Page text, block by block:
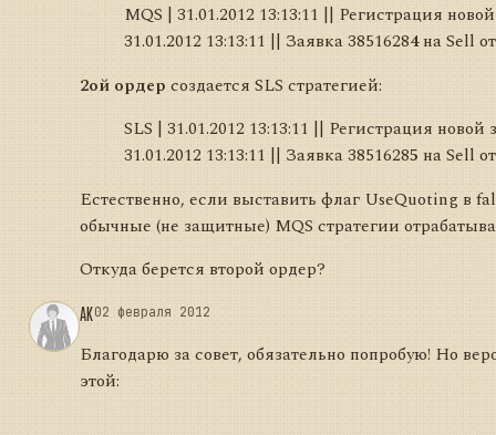
MQS | 31.01.2012 13:13:11 || Регистрация
31.01.2012 13:13:11 || Заявка 38516284на Sell
2ой ордер создается SLS стратегией:
SLS | 31.01.2012 13:13:11 || Регистрация
31.01.2012 13:13:11 || Заявка 38516285 на Sell
Естественно, если выставить флаг UseQuoting в
обычные (не защитные) MQS стратегии
Откуда берется второй ордер?
AK02 февраля 2012
Благодарю за совет, обязательно попробую! Но
этой: